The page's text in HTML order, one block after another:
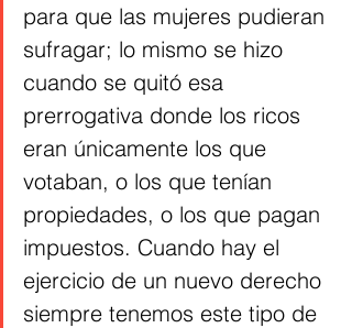
para que las mujeres pudieran
sufragar; lo mismo se hizo
cuando se quitó esa
prerrogativa donde los ricos
eran únicamente los que
votaban, o los que tenían
propiedades, o los que pagan
impuestos. Cuando hay el
ejercicio de un nuevo derecho
siempre tenemos este tipo de